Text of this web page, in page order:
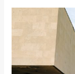
Kolumne
Kultura
Lifestyle
Beauty